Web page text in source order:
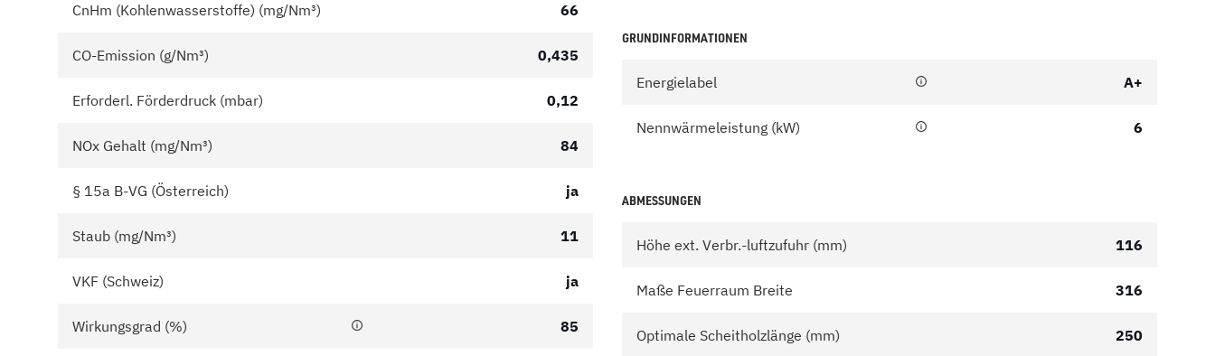
CnHm (Kohlenwasserstoffe) (mg/Nm³) 66
CO-Emission (g/Nm³) 0,435
Erforderl. Förderdruck (mbar) 0,12
NOx Gehalt (mg/Nm³) 84
§ 15a B-VG (Österreich) ja
Staub (mg/Nm³) 11
VKF (Schweiz) ja
Wirkungsgrad (%) 85
GRUNDINFORMATIONEN
Energielabel A+
Nennwärmeleistung (kW) 6
ABMESSUNGEN
Höhe ext. Verbr.-luftzufuhr (mm) 116
Maße Feuerraum Breite 316
Optimale Scheitholzlänge (mm) 250